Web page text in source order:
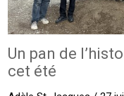
Un pan de
cet été